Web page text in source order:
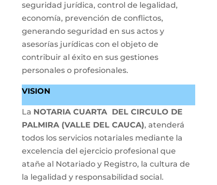
seguridad jurídica, control de legalidad,
economía, prevención de conflictos,
generando seguridad en sus actos y
asesorías jurídicas con el objeto de
contribuir al éxito en sus gestiones
personales o profesionales.
VISION
La NOTARIA CUARTA DEL CIRCULO DE
PALMIRA (VALLE DEL CAUCA), atenderá
todos los servicios notariales mediante la
excelencia del ejercicio profesional que
atañe al Notariado y Registro, la cultura de
la legalidad y responsabilidad social.